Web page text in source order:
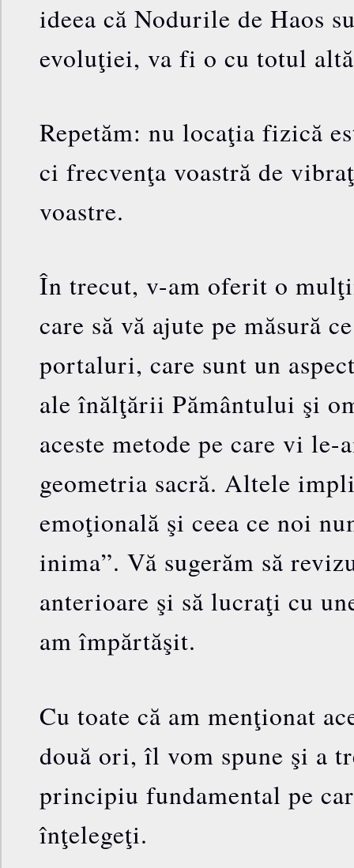
ideea că Nodurile de Haos
evoluţiei, va fi o cu totul
Repetăm: nu locaţia fizică
ci frecvenţa voastră de
voastre.
În trecut, v-am oferit o
care să vă ajute pe măsură
portaluri, care sunt un
ale înălţării Pământului şi
aceste metode pe care vi
geometria sacră. Altele
emoţională şi ceea ce noi
inima”. Vă sugerăm să
anterioare şi să lucraţi cu
am împărtăşit.
Cu toate că am menţionat
două ori, îl vom spune şi a
principiu fundamental pe
înţelegeţi.